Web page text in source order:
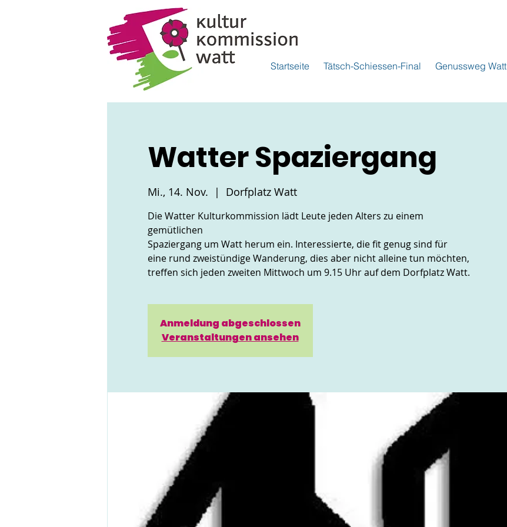
Startseite Tätsch-Schiessen-Final Genussweg Watt
Watter Spaziergang
Mi., 14. Nov.
  |
Dorfplatz Watt
Die Watter Kulturkommission lädt Leute jeden Alters zu einem
gemütlichen
Spaziergang um Watt herum ein. Interessierte, die fit genug sind für
eine rund zweistündige Wanderung, dies aber nicht alleine tun möchten,
treffen sich jeden zweiten Mittwoch um 9.15 Uhr auf dem Dorfplatz Watt.
Anmeldung abgeschlossen
Veranstaltungen ansehen